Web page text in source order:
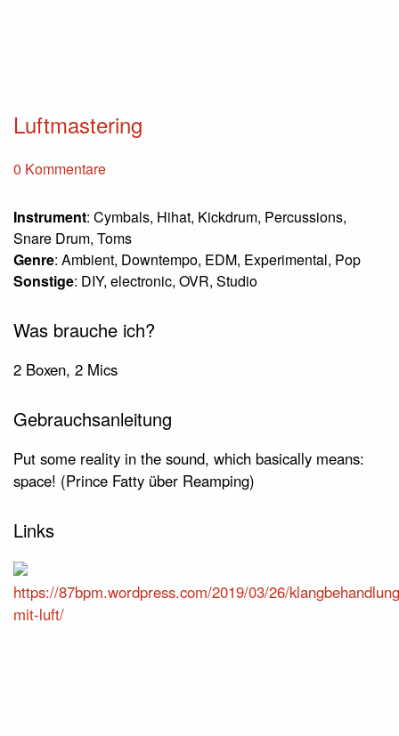
Luftmastering
0 Kommentare
Instrument: Cymbals, Hihat, Kickdrum, Percussions,
Snare Drum, Toms
Genre: Ambient, Downtempo, EDM, Experimental, Pop
Sonstige: DIY, electronic, OVR, Studio
Was brauche ich?
2 Boxen, 2 Mics
Gebrauchsanleitung
Put some reality in the sound, which basically means:
space! (Prince Fatty über Reamping)
Links
https://87bpm.wordpress.com/2019/03/26/
mit-luft/